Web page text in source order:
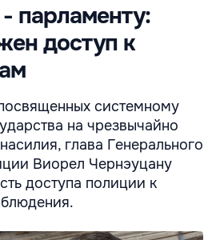
парламенту:
доступ к
системному
на чрезвычайно
глава Генерального
Виорел Чернэуцану
доступа полиции к